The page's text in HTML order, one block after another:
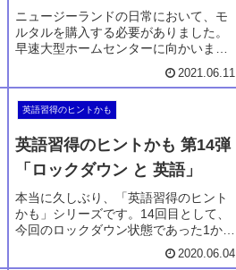
ニュージーランドの日常において、モ
ルタルを購入する必要がありました。
早速大型ホームセンターに向かいま
す。ホームセンターでは「こて」も買
う必要があり、その時に必要となる英
お話も一緒にどうぞ。日常会話とはの
2021.06.11
英語習得のヒントかも
英語習得のヒントかも 第14弾
「ロックダウン と 英語」
本当に久しぶり、「英語習得のヒント
かも」シリーズです。14回目として、
今回のロックダウン状態であった1か月
半の生活における英語とのかかわり方
についてお話をしています。さてロッ
2020.06.04